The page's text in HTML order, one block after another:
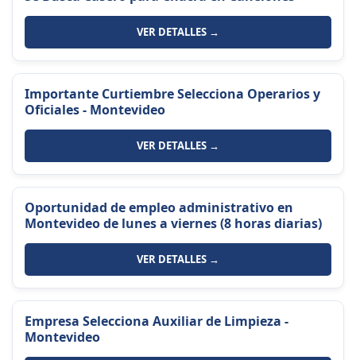
VER DETALLES →
Importante Curtiembre Selecciona Operarios y
Oficiales - Montevideo
VER DETALLES →
Oportunidad de empleo administrativo en
Montevideo de lunes a viernes (8 horas diarias)
VER DETALLES →
Empresa Selecciona Auxiliar de Limpieza -
Montevideo